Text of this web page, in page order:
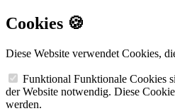
Cookies 🍪
Diese Website verwendet Cookies,
Funktional Funktionale Cookies
der Website notwendig. Diese
werden.